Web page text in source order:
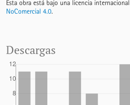
Esta obra está bajo una licencia internacional
NoComercial 4.0.
Descargas